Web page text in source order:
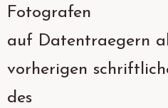
Fotografen
auf Datentraegern
vorherigen
des